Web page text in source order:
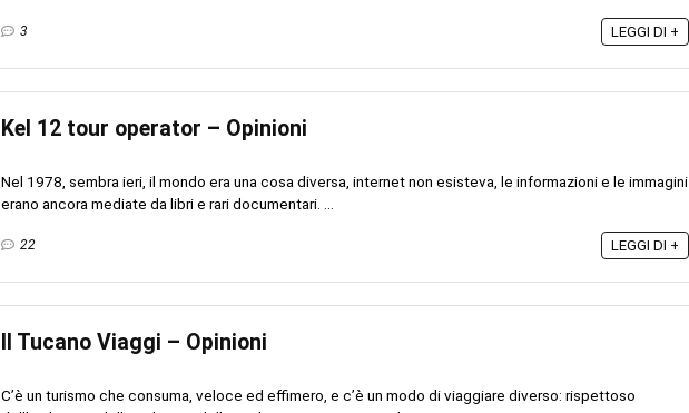
3 LEGGI DI +
Kel 12 tour operator – Opinioni
Nel 1978, sembra ieri, il mondo era una cosa diversa, internet non esisteva, le informazioni e le immagini
erano ancora mediate da libri e rari documentari. ...
22 LEGGI DI +
Il Tucano Viaggi – Opinioni
C’è un turismo che consuma, veloce ed effimero, e c’è un modo di viaggiare diverso: rispettoso